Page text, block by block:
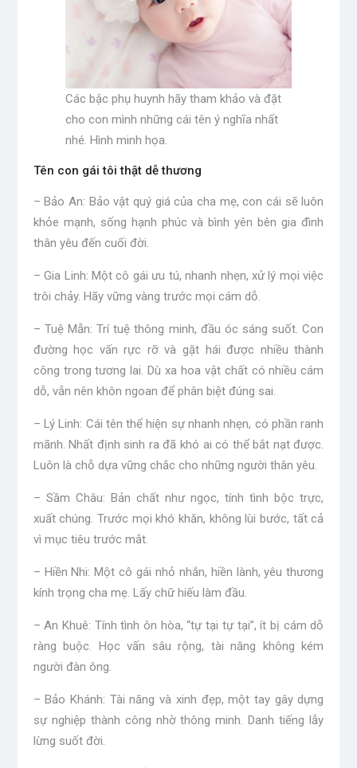
Các bậc phụ huynh hãy tham khảo và đặt
cho con mình những cái tên ý nghĩa nhất
nhé. Hình minh họa.
Tên con gái tôi thật dễ thương
– Bảo An: Bảo vật quý giá của cha mẹ, con cái sẽ luôn
khỏe mạnh, sống hạnh phúc và bình yên bên gia đình
thân yêu đến cuối đời.
– Gia Linh: Một cô gái ưu tú, nhanh nhẹn, xử lý mọi việc
trôi chảy. Hãy vững vàng trước mọi cám dỗ.
– Tuệ Mẫn: Trí tuệ thông minh, đầu óc sáng suốt. Con
đường học vấn rực rỡ và gặt hái được nhiều thành
công trong tương lai. Dù xa hoa vật chất có nhiều cám
dỗ, vẫn nên khôn ngoan để phân biệt đúng sai.
– Lý Linh: Cái tên thể hiện sự nhanh nhẹn, có phần ranh
mãnh. Nhất định sinh ra đã khó ai có thể bắt nạt được.
Luôn là chỗ dựa vững chắc cho những người thân yêu.
– Sầm Châu: Bản chất như ngọc, tính tình bộc trực,
xuất chúng. Trước mọi khó khăn, không lùi bước, tất cả
vì mục tiêu trước mắt.
– Hiền Nhi: Một cô gái nhỏ nhắn, hiền lành, yêu thương
kính trọng cha mẹ. Lấy chữ hiếu làm đầu.
– An Khuê: Tính tình ôn hòa, “tự tại tự tại”, ít bị cám dỗ
ràng buộc. Học vấn sâu rộng, tài năng không kém
người đàn ông.
– Bảo Khánh: Tài năng và xinh đẹp, một tay gây dựng
sự nghiệp thành công nhờ thông minh. Danh tiếng lẫy
lừng suốt đời.